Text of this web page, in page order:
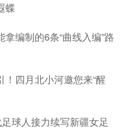
蝶
编制的6条“曲线入编”路
四月北小河邀您来“醒
球人接力续写新疆女足